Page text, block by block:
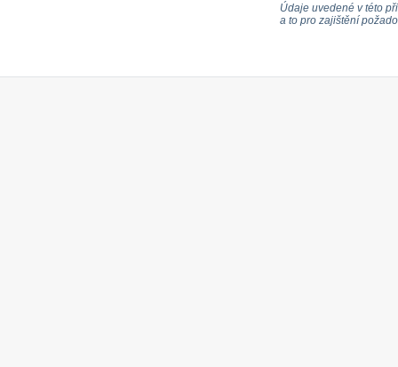
Údaje uvedené v této
a to pro zajištění